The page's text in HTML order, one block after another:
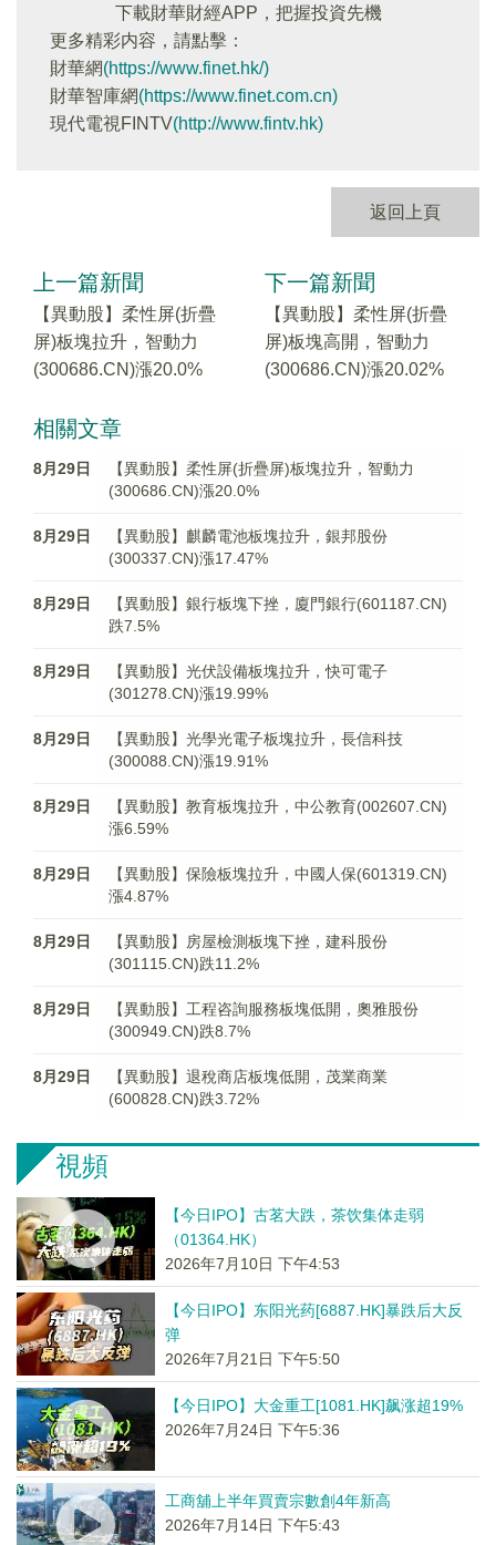
下載財華財經APP，把握投資先機
更多精彩内容，請點擊：
財華網(https://www.finet.hk/)
財華智庫網(https://www.finet.com.cn)
現代電視FINTV(http://www.fintv.hk)
返回上頁
上一篇新聞
【異動股】柔性屏(折疊
屏)板塊拉升，智動力
(300686.CN)漲20.0%
下一篇新聞
【異動股】柔性屏(折疊
屏)板塊高開，智動力
(300686.CN)漲20.02%
相關文章
8月29日
【異動股】柔性屏(折疊屏)板塊拉升，智動力
(300686.CN)漲20.0%
8月29日
【異動股】麒麟電池板塊拉升，銀邦股份
(300337.CN)漲17.47%
8月29日
【異動股】銀行板塊下挫，廈門銀行(601187.CN)
跌7.5%
8月29日
【異動股】光伏設備板塊拉升，快可電子
(301278.CN)漲19.99%
8月29日
【異動股】光學光電子板塊拉升，長信科技
(300088.CN)漲19.91%
8月29日
【異動股】教育板塊拉升，中公教育(002607.CN)
漲6.59%
8月29日
【異動股】保險板塊拉升，中國人保(601319.CN)
漲4.87%
8月29日
【異動股】房屋檢測板塊下挫，建科股份
(301115.CN)跌11.2%
8月29日
【異動股】工程咨詢服務板塊低開，奧雅股份
(300949.CN)跌8.7%
8月29日
【異動股】退稅商店板塊低開，茂業商業
(600828.CN)跌3.72%
視頻
【今日IPO】古茗大跌，茶饮集体走弱
（01364.HK）
2026年7月10日 下午4:53
【今日IPO】东阳光药[6887.HK]暴跌后大反
弹
2026年7月21日 下午5:50
【今日IPO】大金重工[1081.HK]飙涨超19%
2026年7月24日 下午5:36
工商舖上半年買賣宗數創4年新高
2026年7月14日 下午5:43